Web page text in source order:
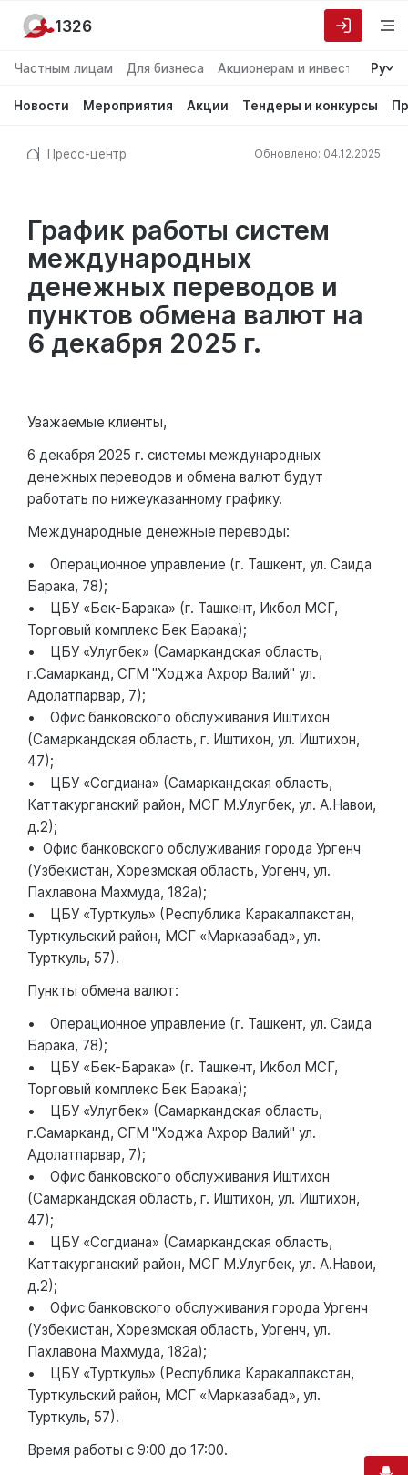
Частным лицам Для бизнеса Акционерам и инвесторам
Ру
Новости Мероприятия Акции Тендеры и конкурсы
1326
Пресс-центр Обновлено: 04.12.2025
График работы систем
международных
денежных переводов и
пунктов обмена валют на
6 декабря 2025 г.
Уважаемые клиенты,
6 декабря 2025 г. системы международных
денежных переводов и обмена валют будут
работать по нижеуказанному графику.
Международные денежные переводы:
• Операционное управление (г. Ташкент, ул. Саида
Барака, 78);
• ЦБУ «Бек-Барака» (г. Ташкент, Икбол МСГ,
Торговый комплекс Бек Барака);
• ЦБУ «Улугбек» (Самаркандская область,
г.Самарканд, СГМ "Ходжа Ахрор Валий" ул.
Адолатпарвар, 7);
• Офис банковского обслуживания Иштихон
(Самаркандская область, г. Иштихон, ул. Иштихон,
47);
• ЦБУ «Согдиана» (Самаркандская область,
Каттакурганский район, МСГ М.Улугбек, ул. А.Навои,
д.2);
• Офис банковского обслуживания города Ургенч
(Узбекистан, Хорезмская область, Ургенч, ул.
Пахлавона Махмуда, 182а);
• ЦБУ «Турткуль» (Республика Каракалпакстан,
Турткульский район, МСГ «Марказабад», ул.
Турткуль, 57).
Пункты обмена валют:
• Операционное управление (г. Ташкент, ул. Саида
Барака, 78);
• ЦБУ «Бек-Барака» (г. Ташкент, Икбол МСГ,
Торговый комплекс Бек Барака);
• ЦБУ «Улугбек» (Самаркандская область,
г.Самарканд, СГМ "Ходжа Ахрор Валий" ул.
Адолатпарвар, 7);
• Офис банковского обслуживания Иштихон
(Самаркандская область, г. Иштихон, ул. Иштихон,
47);
• ЦБУ «Согдиана» (Самаркандская область,
Каттакурганский район, МСГ М.Улугбек, ул. А.Навои,
д.2);
• Офис банковского обслуживания города Ургенч
(Узбекистан, Хорезмская область, Ургенч, ул.
Пахлавона Махмуда, 182а);
• ЦБУ «Турткуль» (Республика Каракалпакстан,
Турткульский район, МСГ «Марказабад», ул.
Турткуль, 57).
Время работы с 9:00 до 17:00.